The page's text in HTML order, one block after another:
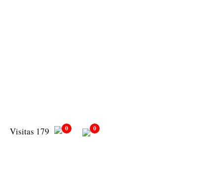
Visitas 179 0 0